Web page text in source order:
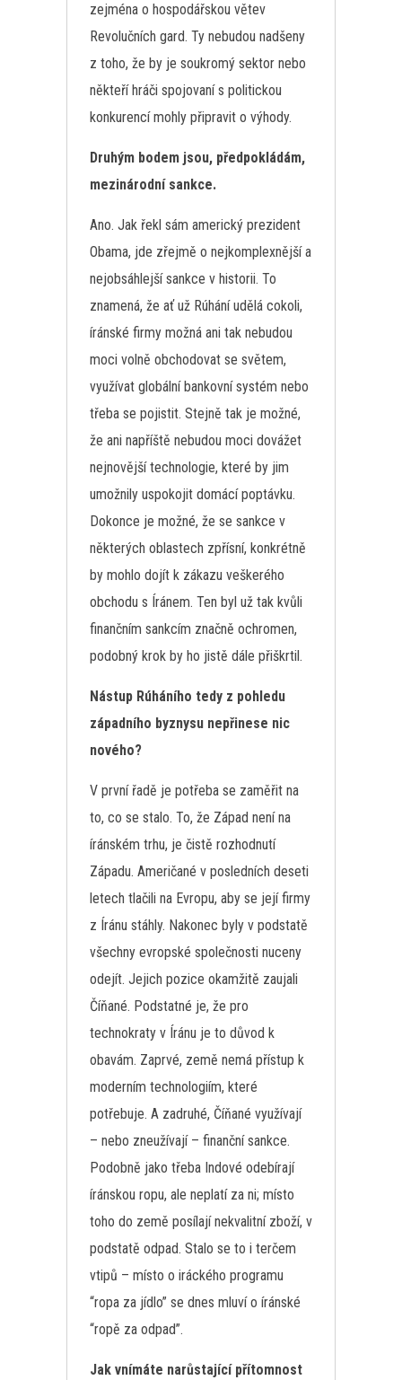
zejména o hospodářskou větev
Revolučních gard. Ty nebudou nadšeny
z toho, že by je soukromý sektor nebo
někteří hráči spojovaní s politickou
konkurencí mohly připravit o výhody.
Druhým bodem jsou, předpokládám,
mezinárodní sankce.
Ano. Jak řekl sám americký prezident
Obama, jde zřejmě o nejkomplexnější a
nejobsáhlejší sankce v historii. To
znamená, že ať už Rúhání udělá cokoli,
íránské firmy možná ani tak nebudou
moci volně obchodovat se světem,
využívat globální bankovní systém nebo
třeba se pojistit. Stejně tak je možné,
že ani napříště nebudou moci dovážet
nejnovější technologie, které by jim
umožnily uspokojit domácí poptávku.
Dokonce je možné, že se sankce v
některých oblastech zpřísní, konkrétně
by mohlo dojít k zákazu veškerého
obchodu s Íránem. Ten byl už tak kvůli
finančním sankcím značně ochromen,
podobný krok by ho jistě dále přiškrtil.
Nástup Rúháního tedy z pohledu
západního byznysu nepřinese nic
nového?
V první řadě je potřeba se zaměřit na
to, co se stalo. To, že Západ není na
íránském trhu, je čistě rozhodnutí
Západu. Američané v posledních deseti
letech tlačili na Evropu, aby se její firmy
z Íránu stáhly. Nakonec byly v podstatě
všechny evropské společnosti nuceny
odejít. Jejich pozice okamžitě zaujali
Číňané. Podstatné je, že pro
technokraty v Íránu je to důvod k
obavám. Zaprvé, země nemá přístup k
moderním technologiím, které
potřebuje. A zadruhé, Číňané využívají
– nebo zneužívají – finanční sankce.
Podobně jako třeba Indové odebírají
íránskou ropu, ale neplatí za ni; místo
toho do země posílají nekvalitní zboží, v
podstatě odpad. Stalo se to i terčem
vtipů – místo o iráckého programu
“ropa za jídlo” se dnes mluví o íránské
“ropě za odpad”.
Jak vnímáte narůstající přítomnost